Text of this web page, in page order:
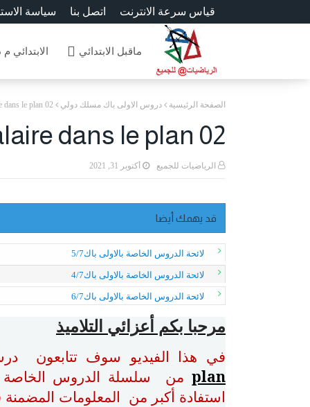
سياسة اتصل بنا قياس سرعة الانترنت
ماقبل الابتدائي الابتدائي
الصفحة الرئيسية دروس الاولى باك مسلك دولي dans le plan 02
dans le plan 02
الرياضيات للجميع أكتوبر 31, 2021
قد يهمك أيضا
لائحة الدروس الخاصة بالاولى باك5/7
لائحة الدروس الخاصة بالاولى باك4/7
لائحة الدروس الخاصة بالاولى باك6/7
مرحبا بكم أعزائي التلاميذ
في هذا الفيديو سوف تتابعون
planمن سلسلة الدروس الخاصة
استفادة أكبر من المعلومات المضمنة